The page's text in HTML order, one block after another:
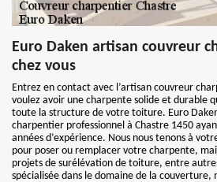
Euro Daken artisan couvreur
chez vous
Entrez en contact avec l’artisan couvreur
voulez avoir une charpente solide et durable
toute la structure de votre toiture. Euro
charpentier professionnel à Chastre 1450
années d’expérience. Nous nous tenons à
pour poser ou remplacer votre charpente,
projets de surélévation de toiture, entre
spécialisée dans le domaine de la couverture,